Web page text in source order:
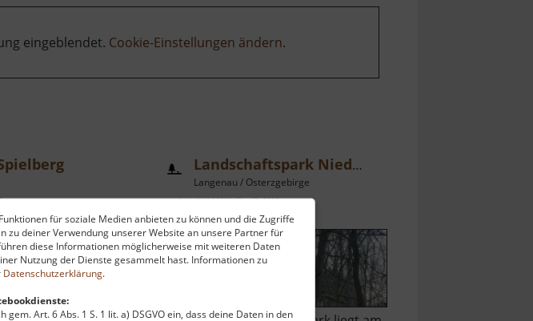
für soziale Medien anbieten zu können und die Zugriffe
deiner Verwendung unserer Website an unsere Partner für
diese Informationen möglicherweise mit weiteren Daten
Nutzung der Dienste gesammelt hast. Informationen zu
Datenschutzerklärung.
Art. 6 Abs. 1 S. 1 lit. a) DSGVO ein, dass deine Daten in den
eingeblendet. Cookie-Einstellungen ändern.
Landschaftspark Niederes Rittergut
Langenau / Osterzgebirge
aktuell vom 14.04.2024 / Zugriffe: 2205
34 km vom aktuellen Standort